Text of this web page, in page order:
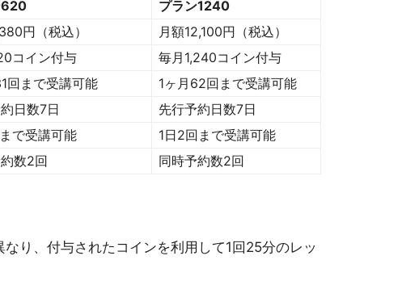
620
プラン1240
円（税込）
月額12,100円（税込）
コイン付与
毎月1,240コイン付与
回まで受講可能
1ヶ月62回まで受講可能
日数7日
先行予約日数7日
で受講可能
1日2回まで受講可能
数2回 同時予約数2回
り、付与されたコインを利用して1回25分のレッ